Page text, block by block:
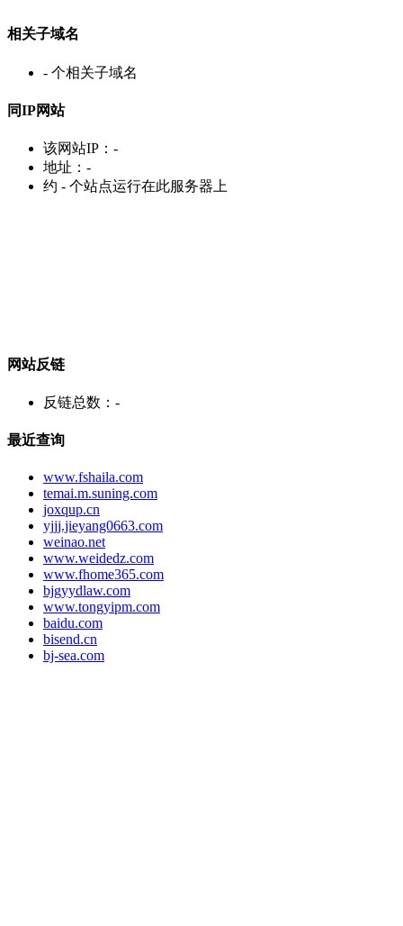
相关子域名
- 个相关子域名
同IP网站
该网站IP： -
地址： -
约 - 个站点运行在此服务器上
网站反链
反链总数： -
最近查询
www.fshaila.com
temai.m.suning.com
joxqup.cn
yjjj.jieyang0663.com
weinao.net
www.weidedz.com
www.fhome365.com
bjgyydlaw.com
www.tongyipm.com
baidu.com
bisend.cn
bj-sea.com